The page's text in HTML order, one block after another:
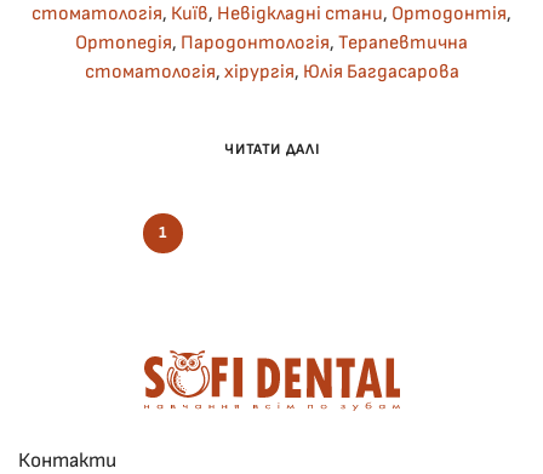
стоматологія, Київ, Невідкладні стани, Ортодонтія,
Ортопедія, Пародонтологія, Терапевтична
стоматологія, хірургія, Юлія Багдасарова
ЧИТАТИ ДАЛІ
1
Контакти